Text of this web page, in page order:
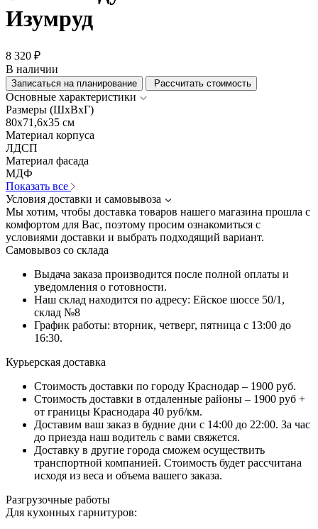
Изумруд
8 320 ₽
В наличии
Записаться на планирование Рассчитать стоимость
Основные характеристики
Размеры (ШхВхГ)
80x71,6x35 см
Материал корпуса
ЛДСП
Материал фасада
МДФ
Показать все
Условия доставки и самовывоза
Мы хотим, чтобы доставка товаров нашего магазина прошла с
комфортом для Вас, поэтому просим ознакомиться с
условиями доставки и выбрать подходящий вариант.
Самовывоз со склада
Выдача заказа производится после полной оплаты и
уведомления о готовности.
Наш склад находится по адресу: Ейское шоссе 50/1,
склад №8
График работы: вторник, четверг, пятница с 13:00 до
16:30.
Курьерская доставка
Стоимость доставки по городу Краснодар – 1900 руб.
Стоимость доставки в отдаленные районы – 1900 руб +
от границы Краснодара 40 руб/км.
Доставим ваш заказ в будние дни с 14:00 до 22:00. За час
до приезда наш водитель с вами свяжется.
Доставку в другие города сможем осуществить
транспортной компанией. Стоимость будет рассчитана
исходя из веса и объема вашего заказа.
Разгрузочные работы
Для кухонных гарнитуров: